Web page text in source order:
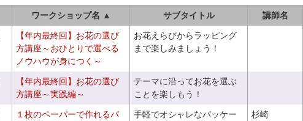
ワークショップ名 ▲ サブタイトル 講師名
【年内最終回】お花の選び
方講座～おひとりで選べる
ノウハウが身につく～
お花えらびからラッピング
まで楽しみましょう！
【年内最終回】お花の選び
方講座～実践編～
テーマに沿ってお花を選ぶ
ことを楽しもう！
１枚のペーパーで作れるパ
手軽でオシャレなパッケー
杉崎